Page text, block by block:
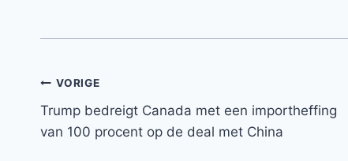
Bericht
navigatie
VORIGE
Trump bedreigt Canada met een importheffing
van 100 procent op de deal met China